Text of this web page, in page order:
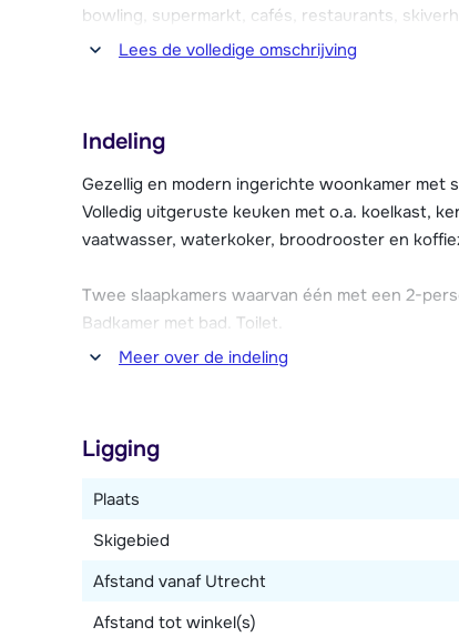
bowling, supermarkt, cafés, restaurants,
lichaamsbehandelingen. In de résidence
een maximale hoogte van 2.10 meter (op
Elk appartement beschikt over Wi-Fi
Lees de volledige omschrijving
Indeling
Gezellig en modern ingerichte woonkamer met
Volledig uitgeruste keuken met o.a. koelkast,
vaatwasser, waterkoker, broodrooster en
Twee slaapkamers waarvan één met een 2-
Badkamer met bad. Toilet.
Meer over de indeling
Ligging
Plaats
Skigebied
Afstand vanaf Utrecht
Afstand tot winkel(s)